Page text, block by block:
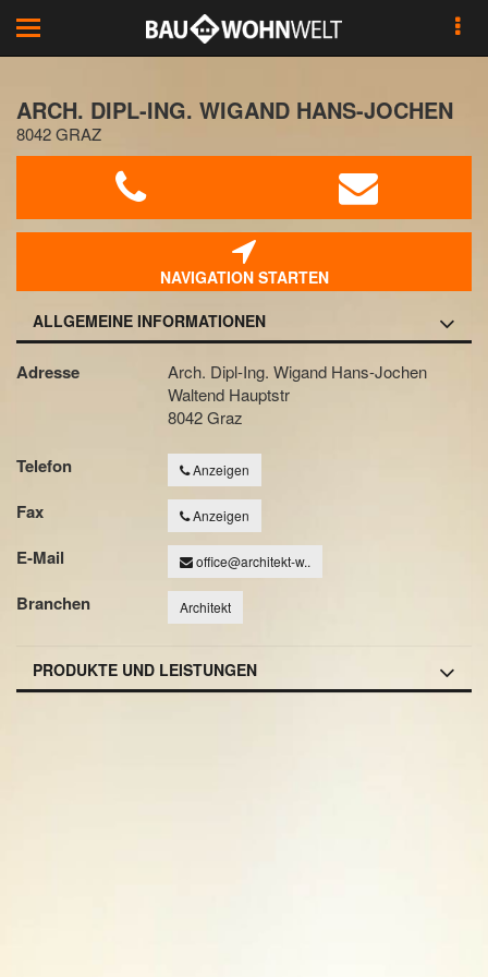
Toggle
navigation
ARCH. DIPL-ING. WIGAND HANS-JOCHEN
8042 GRAZ
NAVIGATION STARTEN
ALLGEMEINE INFORMATIONEN
Adresse
Arch. Dipl-Ing. Wigand Hans-Jochen
Waltend Hauptstr
8042 Graz
Telefon Anzeigen
Fax Anzeigen
E-Mail office@architekt-w..
Branchen Architekt
PRODUKTE UND LEISTUNGEN